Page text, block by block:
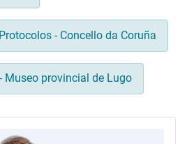
- Concello da Coruña
Museo provincial de Lugo